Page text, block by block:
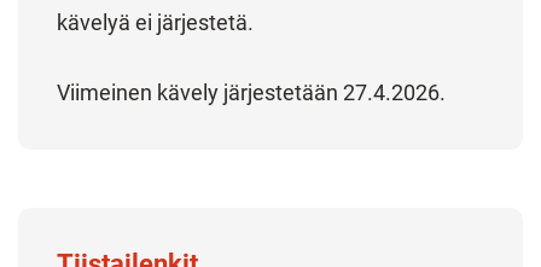
kävelyä ei järjestetä.
Viimeinen kävely järjestetään 27.4.2026.